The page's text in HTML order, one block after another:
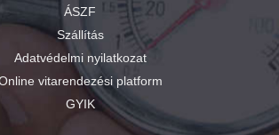
ÁSZF
Szállítás
Adatvédelmi nyilatkozat
vitarendezési platform
GYIK